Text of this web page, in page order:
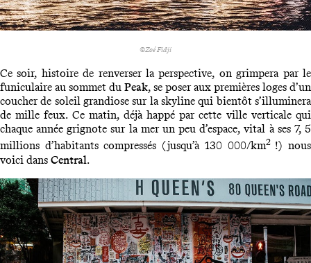
©Zoé Fidji
Ce soir, histoire de renverser la perspective, on grimpera par le
funiculaire au sommet du Peak, se poser aux premières loges d’un
coucher de soleil grandiose sur la skyline qui bientôt s’illuminera
de mille feux. Ce matin, déjà happé par cette ville verticale qui
chaque année grignote sur la mer un peu d’espace, vital à ses 7, 5
millions d’habitants compressés (jusqu’à 130 000/km2 !) nous
voici dans Central.